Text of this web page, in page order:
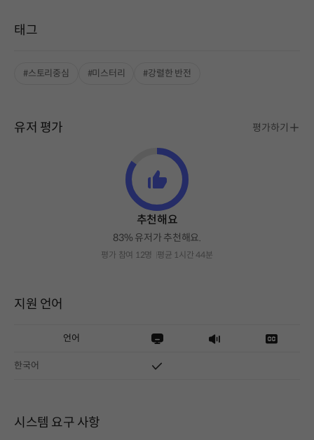
태그
#스토리중심 #미스터리 #강렬한 반전
유저 평가 평가하기
추천해요
83% 유저가 추천해요.
평가 참여 12명 평균 1시간 44분
지원 언어
언어
한국어
시스템 요구 사항